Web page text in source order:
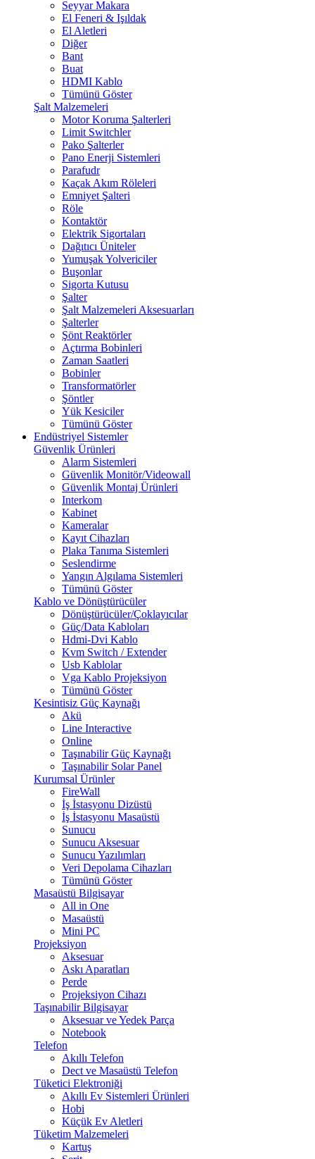
Seyyar Makara
El Feneri & Işıldak
El Aletleri
Diğer
Bant
Buat
HDMI Kablo
Tümünü Göster
Şalt Malzemeleri
Motor Koruma Şalterleri
Limit Switchler
Pako Şalterler
Pano Enerji Sistemleri
Parafudr
Kaçak Akım Röleleri
Emniyet Şalteri
Röle
Kontaktör
Elektrik Sigortaları
Dağıtıcı Üniteler
Yumuşak Yolvericiler
Buşonlar
Sigorta Kutusu
Şalter
Şalt Malzemeleri Aksesuarları
Şalterler
Şönt Reaktörler
Açtırma Bobinleri
Zaman Saatleri
Bobinler
Transformatörler
Şöntler
Yük Kesiciler
Tümünü Göster
Endüstriyel Sistemler
Güvenlik Ürünleri
Alarm Sistemleri
Güvenlik Monitör/Videowall
Güvenlik Montaj Ürünleri
Interkom
Kabinet
Kameralar
Kayıt Cihazları
Plaka Tanıma Sistemleri
Seslendirme
Yangın Algılama Sistemleri
Tümünü Göster
Kablo ve Dönüştürücüler
Dönüştürücüler/Çoklayıcılar
Güç/Data Kabloları
Hdmi-Dvi Kablo
Kvm Switch / Extender
Usb Kablolar
Vga Kablo Projeksiyon
Tümünü Göster
Kesintisiz Güç Kaynağı
Akü
Line Interactive
Online
Taşınabilir Güç Kaynağı
Taşınabilir Solar Panel
Kurumsal Ürünler
FireWall
İş İstasyonu Dizüstü
İş İstasyonu Masaüstü
Sunucu
Sunucu Aksesuar
Sunucu Yazılımları
Veri Depolama Cihazları
Tümünü Göster
Masaüstü Bilgisayar
All in One
Masaüstü
Mini PC
Projeksiyon
Aksesuar
Askı Aparatları
Perde
Projeksiyon Cihazı
Taşınabilir Bilgisayar
Aksesuar ve Yedek Parça
Notebook
Telefon
Akıllı Telefon
Dect ve Masaüstü Telefon
Tüketici Elektroniği
Akıllı Ev Sistemleri Ürünleri
Hobi
Küçük Ev Aletleri
Tüketim Malzemeleri
Kartuş